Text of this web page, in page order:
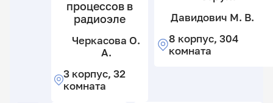
процессов в
радиоэле
Черкасова О.
А.
3 корпус, 32
комната
Давидович М. В.
8 корпус, 304
комната